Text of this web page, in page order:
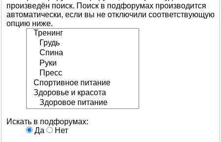
произведён поиск. Поиск в подфорумах производится
автоматически, если вы не отключили соответствующую
опцию ниже.
Искать в подфорумах:
Да
Нет